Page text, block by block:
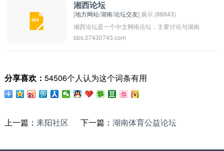
的朋友。论坛上涵盖的话题广泛，包括但不限于
旅游景点推荐、美食分享、生活琐事、购物资
讯、工作求职等。通过在株洲在线论坛上交流，
用户可以更深入了解当地的风土人情，拓展社交
湘西论坛
[地方网站/湖南/论坛交友] 展示 (88843)
湘西论坛是一个中文网络论坛，主要讨论与湖南
省湘西地区相关的话题，包括文化、旅游、美
种信息和经验。湘西论坛可以帮助人们更好地了
解湘西地区的文化风俗，也是一个促进交流和交
bbs.07430743.com
分享喜欢： 54506个人认为这个词条有用
上一篇： 耒阳社区 下一篇： 湖南体育公益论坛